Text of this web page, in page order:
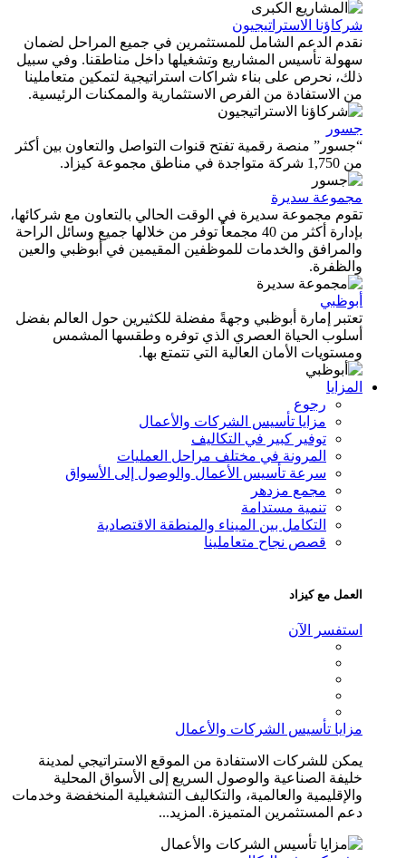
شركاؤنا الاستراتيجيون
نقدم الدعم الشامل للمستثمرين في جميع المراحل لضمان
سهولة تأسيس المشاريع وتشغيلها داخل مناطقنا. وفي سبيل
ذلك، نحرص على بناء شراكات استراتيجية لتمكين متعاملينا
من الاستفادة من الفرص الاستثمارية والممكنات الرئيسية.
جسور
“جسور” منصة رقمية تفتح قنوات التواصل والتعاون بين أكثر
من 1,750 شركة متواجدة في مناطق مجموعة كيزاد.
مجموعة سديرة
تقوم مجموعة سديرة في الوقت الحالي بالتعاون مع شركائها،
بإدارة أكثر من 40 مجمعاً توفر من خلالها جميع وسائل الراحة
والمرافق والخدمات للموظفين المقيمين في أبوظبي والعين
والظفرة.
أبوظبي
تعتبر إمارة أبوظبي وجهةً مفضلة للكثيرين حول العالم بفضل
أسلوب الحياة العصري الذي توفره وطقسها المشمس
ومستويات الأمان العالية التي تتمتع بها.
المزايا
رجوع
مزايا تأسيس الشركات والأعمال
توفير كبير في التكاليف
المرونة في مختلف مراحل العمليات
سرعة تأسيس الأعمال والوصول إلى الأسواق
مجمع مزدهر
تنمية مستدامة
التكامل بين الميناء والمنطقة الاقتصادية
قصص نجاح متعاملينا
العمل مع كيزاد
استفسر الآن
مزايا تأسيس الشركات والأعمال
يمكن للشركات الاستفادة من الموقع الاستراتيجي لمدينة
خليفة الصناعية والوصول السريع إلى الأسواق المحلية
والإقليمية والعالمية، والتكاليف التشغيلية المنخفضة وخدمات
دعم المستثمرين المتميزة. المزيد...